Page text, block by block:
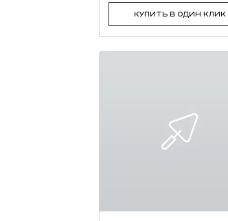
КУПИТЬ В ОДИН КЛИК